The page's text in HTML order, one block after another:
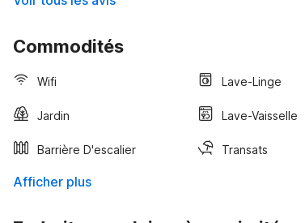
Commodités
Wifi Lave-Linge
Jardin Lave-Vaisselle
Barrière D'escalier Transats
Afficher plus